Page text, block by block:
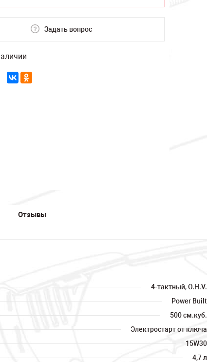
Задать вопрос
Отзывы
4-тактный, O.H.V.
Power Built
500 см.куб.
Электростарт от ключа
15W30
4,7 л